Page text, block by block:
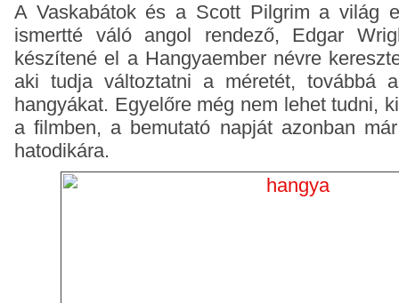
A Vaskabátok és a Scott Pilgrim a világ
ismertté váló angol rendező, Edgar
készítené el a Hangyaember névre
aki tudja változtatni a méretét, továbbá
hangyákat. Egyelőre még nem lehet tudni,
a filmben, a bemutató napját azonban
hatodikára.